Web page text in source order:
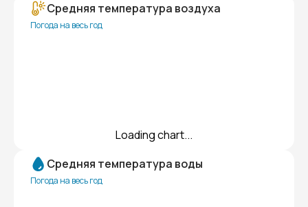
Средняя температура воздуха
Погода на весь год
Loading chart...
Средняя температура воды
Погода на весь год